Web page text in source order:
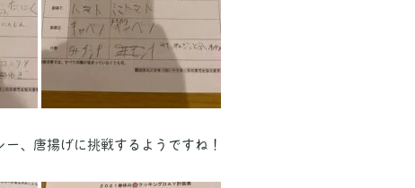
、唐揚げに挑戦するようですね！